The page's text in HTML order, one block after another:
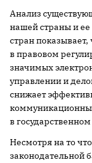
Анализ
нашей страны и ее
стран показывает,
в правовом
значимых
управлении и
снижает
в
Несмотря на то
законодательной